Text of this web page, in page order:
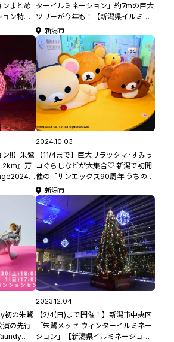
まとめ
ン特集
ターイルミネーション」約7mの巨大
ツリーが今年も！【新潟県イルミネ
ーション特集2024-2025】
新潟市
ン!!】朱鷺
2km』万
」
を彩る
イルミネ
2024.10.03
【11/4まで】巨大リラックマ･すみっ
コぐらしなどが大集合♡ 新潟で初開
催の「サンエックス90周年 うちのコ
たちの大展覧会」に潜入レポート。
コラボカフェもアリ♪
新潟市
初の朱鷺
演の先行
2023.12.04
【2/4(日)まで開催！】新潟市中央区
「朱鷺メッセ ウィンターイルミネー
ション」【新潟県イルミネーション